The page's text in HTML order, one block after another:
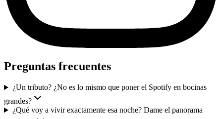
Preguntas frecuentes
¿Un tributo? ¿No es lo mismo que poner el Spotify en bocinas
grandes?
¿Qué voy a vivir exactamente esa noche? Dame el panorama